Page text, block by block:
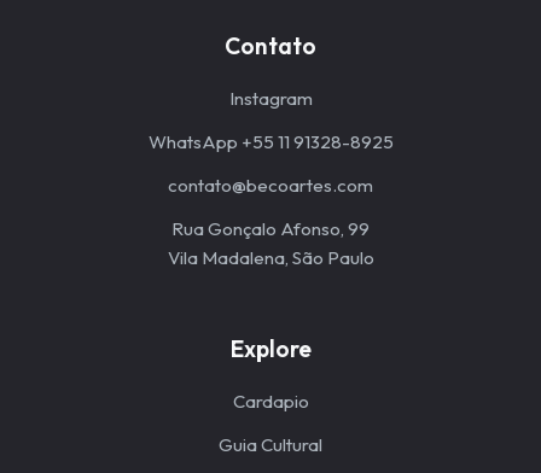
Contato
Instagram
WhatsApp +55 11 91328-8925
contato@becoartes.com
Rua Gonçalo Afonso, 99
Vila Madalena, São Paulo
Explore
Cardapio
Guia Cultural